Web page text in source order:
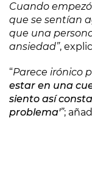
Cuando
que se sentían
que una
ansiedad”,
“Parece irónico
estar en una
siento así
problema'”;